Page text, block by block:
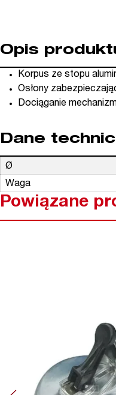
Opis
Korpus ze stopu
Osłony
Dociąganie
Dane
Ø
Waga
Powiązane